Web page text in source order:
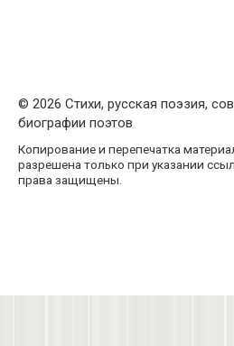
© 2026 Стихи, русская поэзия,
биографии поэтов
Копирование и перепечатка
разрешена только при указании
права защищены.